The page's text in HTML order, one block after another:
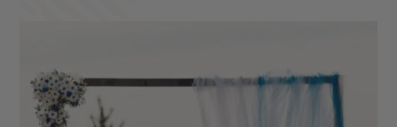
Courlande - Plages de Palanga